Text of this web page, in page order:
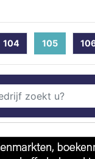
104 105